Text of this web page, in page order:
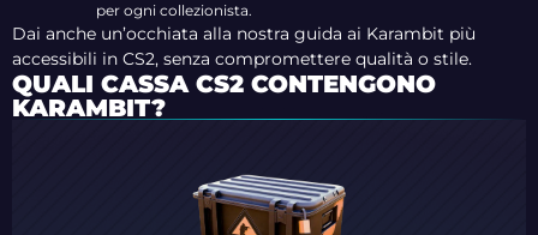
per ogni collezionista.
Dai anche un’occhiata alla nostra guida ai Karambit più
accessibili in CS2, senza compromettere qualità o stile.
QUALI CASSA CS2 CONTENGONO
KARAMBIT?